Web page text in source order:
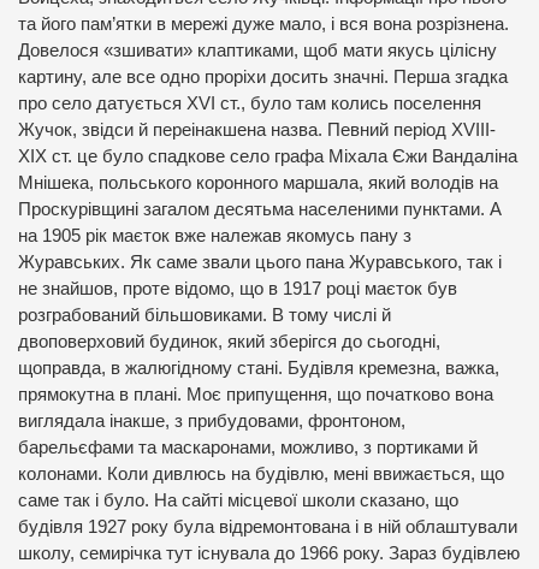
та його пам’ятки в мережі дуже мало, і вся вона розрізнена.
Довелося «зшивати» клаптиками, щоб мати якусь цілісну
картину, але все одно проріхи досить значні. Перша згадка
про село датується XVI ст., було там колись поселення
Жучок, звідси й переінакшена назва. Певний період XVIII-
XIX ст. це було спадкове село графа Міхала Єжи Вандаліна
Мнішека, польського коронного маршала, який володів на
Проскурівщині загалом десятьма населеними пунктами. А
на 1905 рік маєток вже належав якомусь пану з
Журавських. Як саме звали цього пана Журавського, так і
не знайшов, проте відомо, що в 1917 році маєток був
розграбований більшовиками. В тому числі й
двоповерховий будинок, який зберігся до сьогодні,
щоправда, в жалюгідному стані. Будівля кремезна, важка,
прямокутна в плані. Моє припущення, що початково вона
виглядала інакше, з прибудовами, фронтоном,
барельєфами та маскаронами, можливо, з портиками й
колонами. Коли дивлюсь на будівлю, мені ввижається, що
саме так і було. На сайті місцевої школи сказано, що
будівля 1927 року була відремонтована і в ній облаштували
школу, семирічка тут існувала до 1966 року. Зараз будівлею